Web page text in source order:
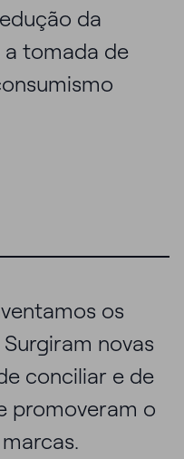
da
tomada de
os
novas
conciliar e de
promoveram o